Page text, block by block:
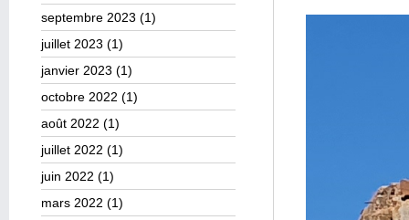
septembre 2023 (1)
juillet 2023 (1)
janvier 2023 (1)
octobre 2022 (1)
août 2022 (1)
juillet 2022 (1)
juin 2022 (1)
mars 2022 (1)